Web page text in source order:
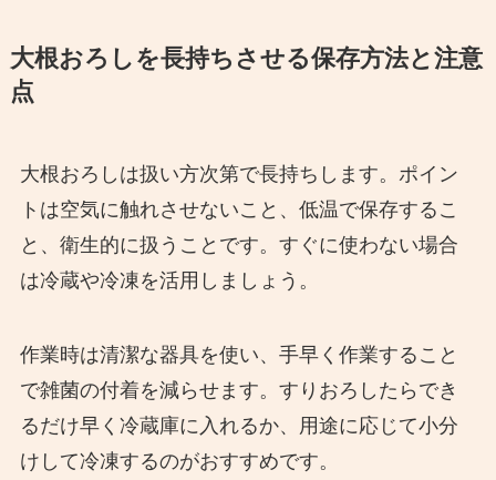
大根おろしを長持ちさせる保存方法と注意
点
大根おろしは扱い方次第で長持ちします。ポイン
トは空気に触れさせないこと、低温で保存するこ
と、衛生的に扱うことです。すぐに使わない場合
は冷蔵や冷凍を活用しましょう。
作業時は清潔な器具を使い、手早く作業すること
で雑菌の付着を減らせます。すりおろしたらでき
るだけ早く冷蔵庫に入れるか、用途に応じて小分
けして冷凍するのがおすすめです。